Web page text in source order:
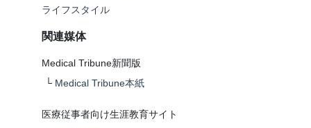
ライフスタイル
関連媒体
Medical Tribune新聞版
└ Medical Tribune本紙
医療従事者向け生涯教育サイト